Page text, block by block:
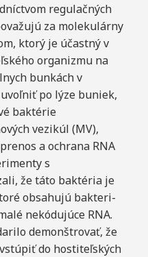
regulačných
za molekulárny
ktorý je účastný v
organizmu na
bunkách v
po lýze buniek,
baktérie
vezikúl (MV),
a ochrana RNA
s
že táto baktéria je
obsahujú bakteri-
nekódujúce RNA.
demonštrovať, že
do hostiteľských